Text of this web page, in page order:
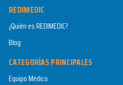
REDIMEDIC
¿Quién es REDIMEDIC?
Blog
CATEGORÍAS PRINCIPALES
Equipo Médico